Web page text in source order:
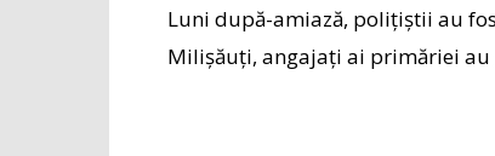
Luni după-amiază, polițiștii au
Milișăuți, angajați ai primăriei